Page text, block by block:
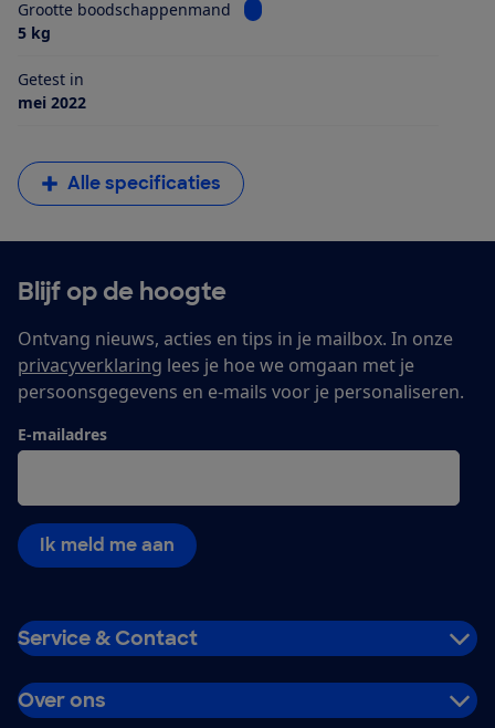
Grootte boodschappenmand
Bekijk informatie voor Grootte
5 kg
Getest in
mei 2022
Alle specificaties
Blijf op de hoogte
Ontvang nieuws, acties en tips in je mailbox. In onze
privacyverklaring lees je hoe we omgaan met je
persoonsgegevens en e-mails voor je personaliseren.
E-mailadres
Ik meld me aan
Service & Contact
Over ons